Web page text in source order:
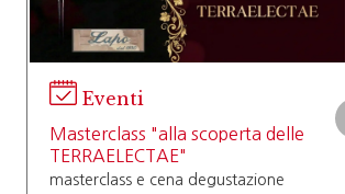
Eventi
Masterclass "alla scoperta delle
TERRAELECTAE"
masterclass e cena degustazione